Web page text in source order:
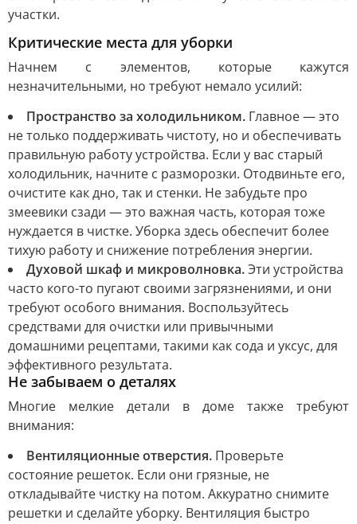
участки.
Критические места для уборки
Начнем с элементов, которые кажутся
незначительными, но требуют немало усилий:
Пространство за холодильником. Главное — это
не только поддерживать чистоту, но и обеспечивать
правильную работу устройства. Если у вас старый
холодильник, начните с разморозки. Отодвиньте его,
очистите как дно, так и стенки. Не забудьте про
змеевики сзади — это важная часть, которая тоже
нуждается в чистке. Уборка здесь обеспечит более
тихую работу и снижение потребления энергии.
Духовой шкаф и микроволновка.Эти устройства
часто кого-то пугают своими загрязнениями, и они
требуют особого внимания. Воспользуйтесь
средствами для очистки или привычными
домашними рецептами, такими как сода и уксус, для
эффективного результата.
Не забываем о деталях
Многие мелкие детали в доме также требуют
внимания:
Вентиляционные отверстия. Проверьте
состояние решеток. Если они грязные, не
откладывайте чистку на потом. Аккуратно снимите
решетки и сделайте уборку. Вентиляция быстро